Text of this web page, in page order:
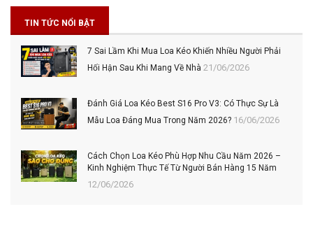
TIN TỨC NỔI BẬT
7 Sai Lầm Khi Mua Loa Kéo Khiến Nhiều Người Phải
Hối Hận Sau Khi Mang Về Nhà 21/06/2026
Đánh Giá Loa Kéo Best S16 Pro V3: Có Thực Sự Là
Mẫu Loa Đáng Mua Trong Năm 2026? 16/06/2026
Cách Chọn Loa Kéo Phù Hợp Nhu Cầu Năm 2026 –
Kinh Nghiệm Thực Tế Từ Người Bán Hàng 15 Năm
12/06/2026